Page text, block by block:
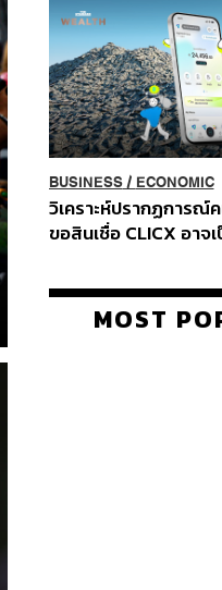
Order
BUSINESS/ ECONOMIC
วิเคราะห์ปรากฏการณ์
ขอสินเชื่อ CLICX อาจ
ปัญหาหนี้ครัวเรือนไท
MOST